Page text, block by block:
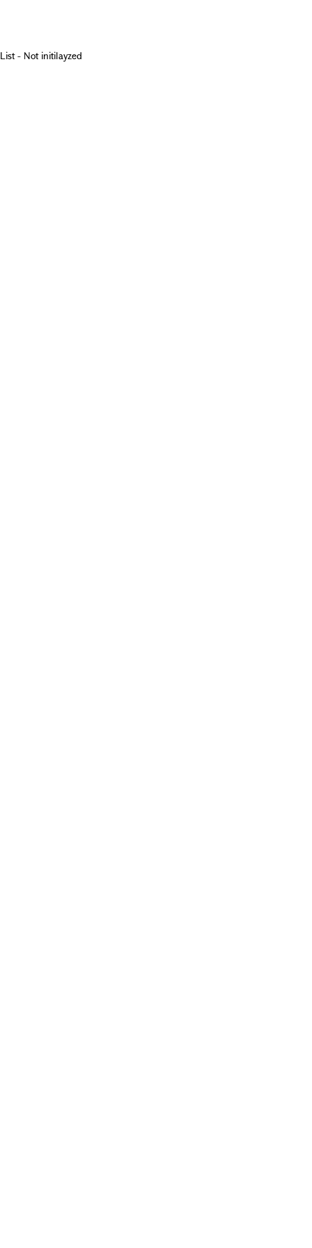
List - Not initilayzed